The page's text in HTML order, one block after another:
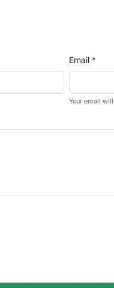
Email *
Your email